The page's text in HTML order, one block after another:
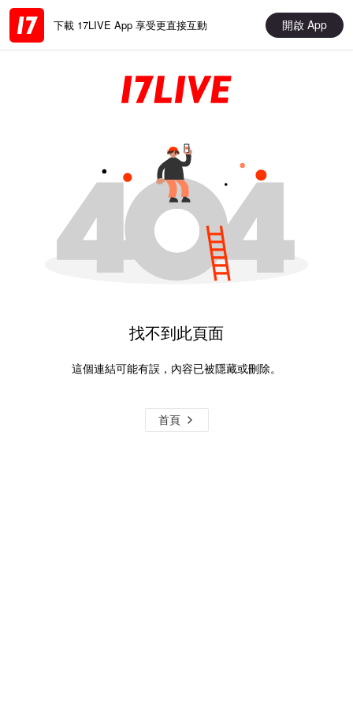
下載 17LIVE App 享受更直接互動 開啟 App
找不到此頁面
這個連結可能有誤，內容已被隱藏或刪除。
首頁